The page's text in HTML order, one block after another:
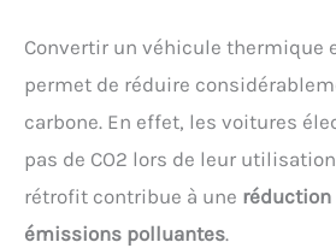
Convertir un véhicule thermique
permet de réduire
carbone. En effet, les voitures
pas de CO2 lors de leur
rétrofit contribue à une
émissions polluantes.